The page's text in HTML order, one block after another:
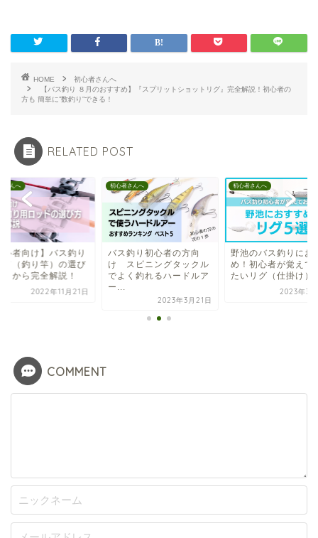
HOME
初心者さんへ
【バス釣り ８月のおすすめ】『スプリットショットリグ』完全解説！初心者の
方も 簡単に”数釣り”できる！
RELATED POST
さんへ
心者向け】バス釣り
ド（釣り竿）の選び
１から完全解説！
2022年11月21日
初心者さんへ
バス釣り初心者の方向
け スピニングタックル
でよく釣れるハードルア
ー...
2023年3月21日
初心者さんへ
野池のバス釣りにお
め！初心者が覚えて
たいリグ（仕掛け）
2023年3
COMMENT